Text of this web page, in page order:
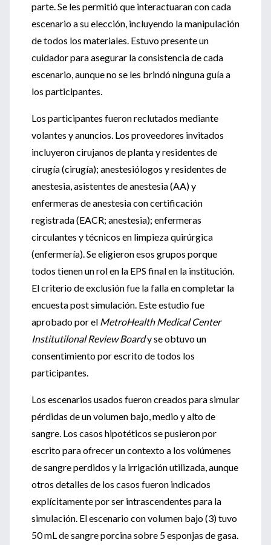
parte. Se les permitió que interactuaran con cada
escenario a su elección, incluyendo la manipulación
de todos los materiales. Estuvo presente un
cuidador para asegurar la consistencia de cada
escenario, aunque no se les brindó ninguna guía a
los participantes.
Los participantes fueron reclutados mediante
volantes y anuncios. Los proveedores invitados
incluyeron cirujanos de planta y residentes de
cirugía (cirugía); anestesiólogos y residentes de
anestesia, asistentes de anestesia (AA) y
enfermeras de anestesia con certificación
registrada (EACR; anestesia); enfermeras
circulantes y técnicos en limpieza quirúrgica
(enfermería). Se eligieron esos grupos porque
todos tienen un rol en la EPS final en la institución.
El criterio de exclusión fue la falla en completar la
encuesta post simulación. Este estudio fue
aprobado por el MetroHealth Medical Center
Institutilonal Review Boardy se obtuvo un
consentimiento por escrito de todos los
participantes.
Los escenarios usados fueron creados para simular
pérdidas de un volumen bajo, medio y alto de
sangre. Los casos hipotéticos se pusieron por
escrito para ofrecer un contexto a los volúmenes
de sangre perdidos y la irrigación utilizada, aunque
otros detalles de los casos fueron indicados
explícitamente por ser intrascendentes para la
simulación. El escenario con volumen bajo (3) tuvo
50 mL de sangre porcina sobre 5 esponjas de gasa.